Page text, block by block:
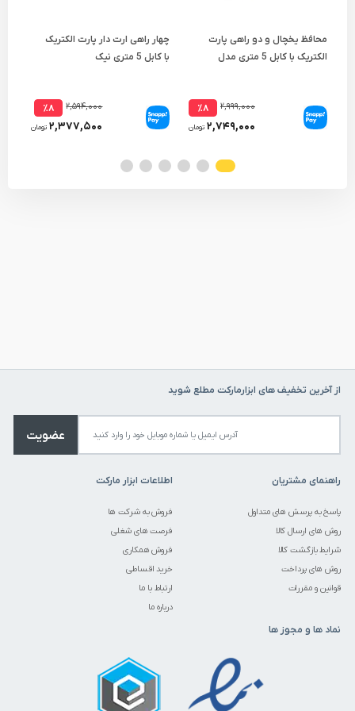
محافظ یخچال و دو راهی پارت
الکتریک با کابل 5 متری مدل
۲,۹۹۹,۰۰۰ ٪۸
۲,۷۴۹,۰۰۰ تومان
چهار راهی ارت دار پارت الکتریک
با کابل 5 متری نیک
۲,۵۹۴,۰۰۰ ٪۸
۲,۳۷۷,۵۰۰ تومان
از آخرین تخفیف های ابزارمارکت مطلع شوید
عضویت
راهنمای مشتریان
پاسخ به پرسش های متداول
روش های ارسال کالا
شرایط بازگشت کالا
روش های پرداخت
قوانین و مقررات
اطلاعات ابزار مارکت
فروش به شرکت ها
فرصت های شغلی
فروش همکاری
خرید اقساطی
ارتباط با ما
درباره ما
نماد ها و مجوز ها